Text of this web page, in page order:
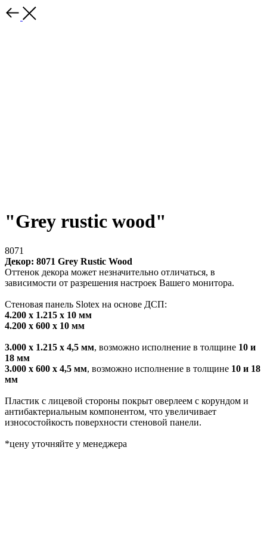
"Grey rustic wood"
8071
Декор: 8071 Grey Rustic Wood
Оттенок декора может незначительно отличаться, в
зависимости от разрешения настроек Вашего монитора.
Стеновая панель Slotex на основе ДСП:
4.200 х 1.215 х 10 мм
4.200 х 600 х 10 мм
3.000 х 1.215 х 4,5 мм, возможно исполнение в толщине 10 и
18 мм
3.000 х 600 х 4,5 мм, возможно исполнение в толщине 10 и 18
мм
Пластик с лицевой стороны покрыт оверлеем с корундом и
антибактериальным компонентом, что увеличивает
износостойкость поверхности стеновой панели.
*цену уточняйте у менеджера